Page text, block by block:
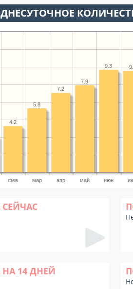
фев мар апр май июн
9.3
7.9
7.2
5.8
4.2
14 ДНЕЙ